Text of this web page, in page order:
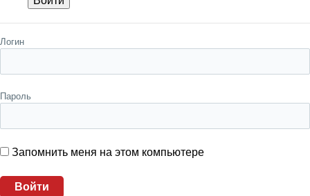
Логин
Пароль
Запомнить меня на этом компьютере